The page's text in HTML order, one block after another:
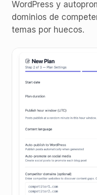
WordPress y
dominios de
temas por huecos.